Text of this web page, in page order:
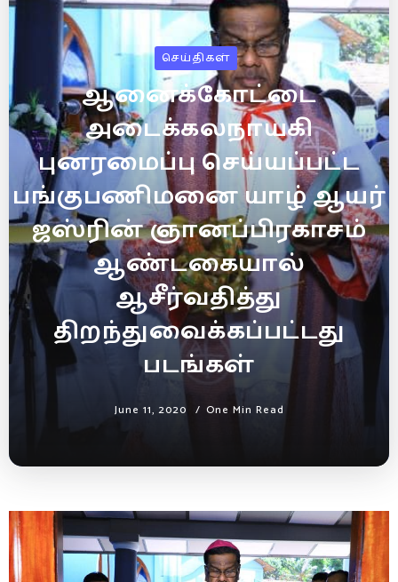
செய்திகள்
ஆனைக்கோட்டை
அடைக்கலநாயகி
புனரமைப்பு செய்யப்பட்ட
பங்குபணிமனை யாழ் ஆயர்
ஜஸ்ரின் ஞானப்பிரகாசம்
ஆண்டகையால்
ஆசீர்வதித்து
திறந்துவைக்கப்பட்டது
படங்கள்
June 11, 2020 One Min Read